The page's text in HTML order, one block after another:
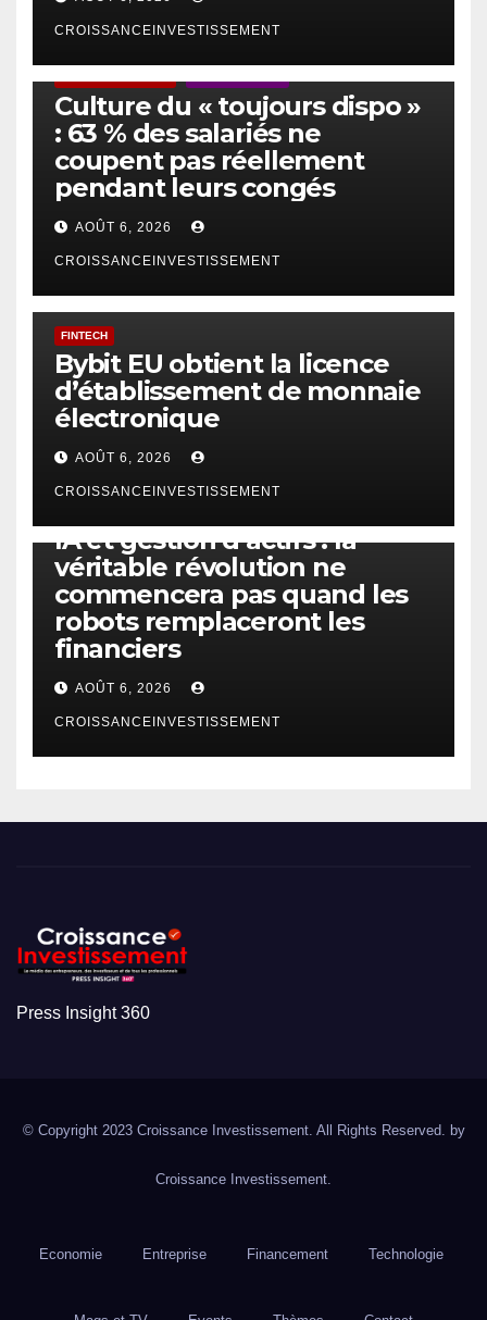
CROISSANCEINVESTISSEMENT
Culture du « toujours dispo »
: 63 % des salariés ne
coupent pas réellement
pendant leurs congés
AOÛT 6, 2026
CROISSANCEINVESTISSEMENT
FINTECH
Bybit EU obtient la licence
d’établissement de monnaie
électronique
AOÛT 6, 2026
CROISSANCEINVESTISSEMENT
IA et gestion d’actifs : la
véritable révolution ne
commencera pas quand les
robots remplaceront les
financiers
AOÛT 6, 2026
CROISSANCEINVESTISSEMENT
Press Insight 360
© Copyright 2023 Croissance Investissement. All Rights Reserved. by
Croissance Investissement.
Economie Entreprise Financement Technologie